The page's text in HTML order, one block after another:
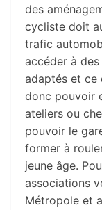
des
cycliste doit
trafic
accéder à
adaptés et ce
donc pouvoir
ateliers ou
pouvoir le
former à
jeune âge.
associations
Métropole et